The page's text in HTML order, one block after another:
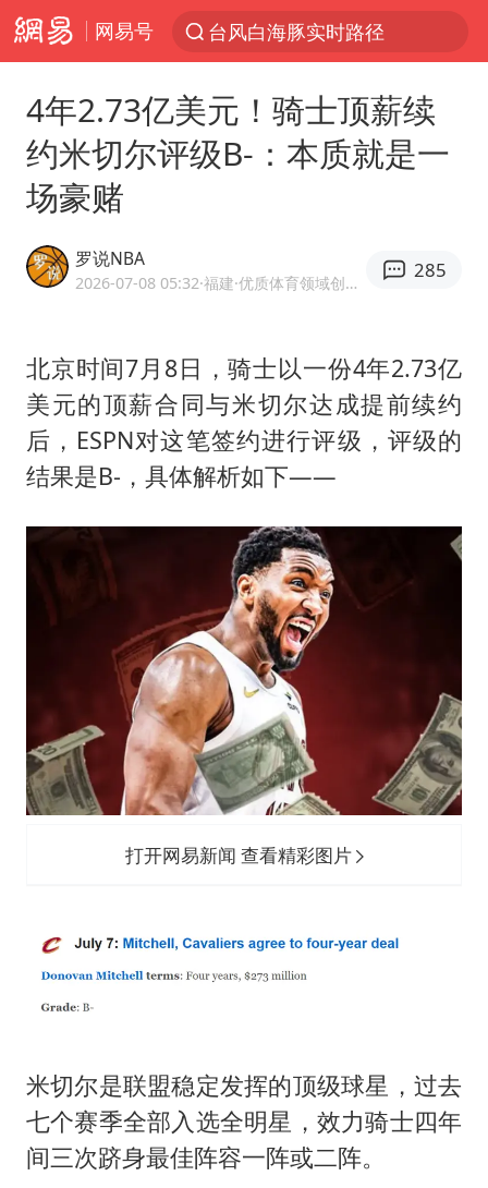
网易号
台风白海豚实时路径
沙特土耳其巴基斯坦签署共同防务协议
四川宜宾市高县4.9级地震致1人死亡
中巨芯：上半年归母净利润1405.77万元
美股存储板块集体大跌
U17国足点球大战淘汰河床晋级决赛
百花奖开幕式
38岁演员求职万岁山NPC成功
老中医：立秋后养心是关键
我国外贸延续良好增长态势
东航：国内客票提前14天免费退改
欧阳娜娜窦靖童好搭
夯实基础开新局
4年2.73亿美元！骑士顶薪续
约米切尔评级B-：本质就是一
场豪赌
罗说NBA
2026-07-08 05:32·福建 ·优质体育领域创作者
285
北京时间7月8日，骑士以一份4年2.73亿
美元的顶薪合同与米切尔达成提前续约
后，ESPN对这笔签约进行评级，评级的
结果是B-，具体解析如下——
打开网易新闻 查看精彩图片
米切尔是联盟稳定发挥的顶级球星，过去
七个赛季全部入选全明星，效力骑士四年
间三次跻身最佳阵容一阵或二阵。